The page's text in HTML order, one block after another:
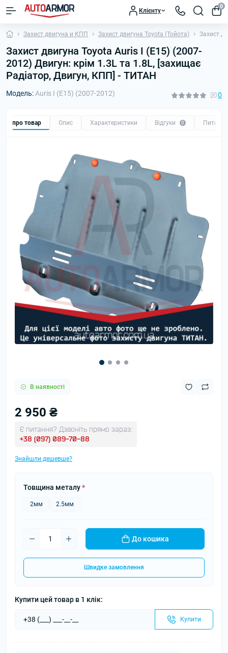
Клієнту
0
Захист двигуна и КПП Захист двигуна Toyota (Тойота) Захист
Захист двигуна Toyota Auris I (E15) (2007-
2012) Двигун: крім 1.3L та 1.8L, [захищає
Радіатор, Двигун, КПП] - ТИТАН
Модель: Auris I (E15) (2007-2012) 0
Все про товар Опис Характеристики Відгуки 0 Питання
В наявності
2 950 ₴
Є питання? Дзвоніть прямо зараз:
+38 (097) 089-70-88
Знайшли дешевше?
Товщина металу*
2мм 2.5мм
До кошика
Швидке замовлення
Купити цей товар в 1 клік:
Купити